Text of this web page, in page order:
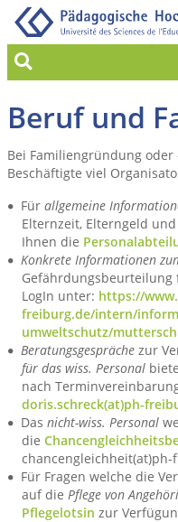
Suche
Beruf und
Bei Familiengründung
Beschäftigte viel
Fürallgemeine
Elternzeit, Elterngeld
Ihnen die
Konkrete Informationen
Gefährdungsbeurteilung
LogIn unter: https://
freiburg.de/intern/
umweltschutz/
Beratungsgesprächezur
für das wiss. Personal
nach
doris.schreck(at)ph-
Dasnicht-wiss. Personal
die
Für Fragen welche die
auf die Pflege von
Pflegelotsin zur